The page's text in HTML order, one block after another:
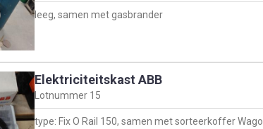
leeg, samen met gasbrander
Elektriciteitskast ABB
Lotnummer 15
type: Fix O Rail 150, samen met sorteerkoffer Wago